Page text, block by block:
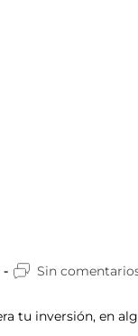
Sin
tu inversión, en